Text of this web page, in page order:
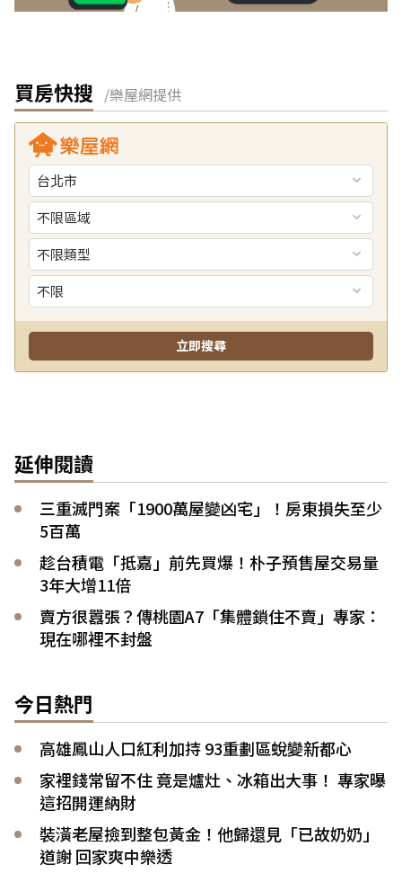
買房快搜 /樂屋網提供
延伸閱讀
三重滅門案「1900萬屋變凶宅」！房東損失至少
5百萬
趁台積電「抵嘉」前先買爆！朴子預售屋交易量
3年大增11倍
賣方很囂張？傳桃園A7「集體鎖住不賣」專家：
現在哪裡不封盤
今日熱門
高雄鳳山人口紅利加持 93重劃區蛻變新都心
家裡錢常留不住 竟是爐灶、冰箱出大事！ 專家曝
這招開運納財
裝潢老屋撿到整包黃金！他歸還見「已故奶奶」
道謝 回家爽中樂透